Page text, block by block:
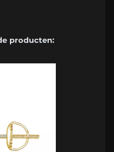
producten: